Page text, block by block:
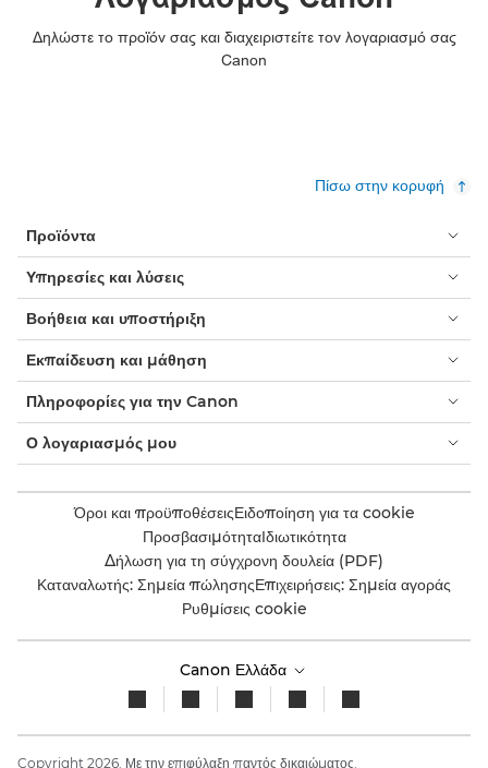
Δηλώστε το προϊόν σας και διαχειριστείτε τον λογαριασμό σας
Canon
Πίσω στην κορυφή
Προϊόντα
Υπηρεσίες και λύσεις
Βοήθεια και υποστήριξη
Εκπαίδευση και μάθηση
Πληροφορίες για την Canon
Ο λογαριασμός μου
Όροι και προϋποθέσειςΕιδοποίηση για τα cookie
ΠροσβασιμότηταΙδιωτικότητα
Δήλωση για τη σύγχρονη δουλεία (PDF)
Καταναλωτής: Σημεία πώλησηςΕπιχειρήσεις: Σημεία αγοράς
Ρυθμίσεις cookie
Canon Ελλάδα
Copyright 2026. Με την επιφύλαξη παντός δικαιώματος.